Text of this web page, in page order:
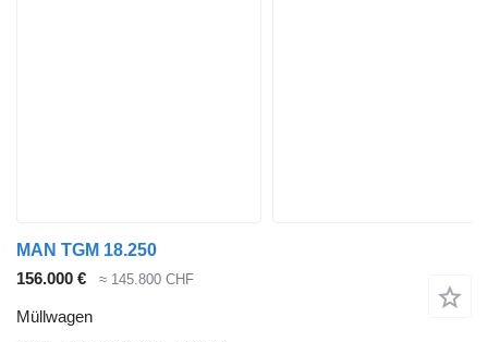
MAN TGM 18.250
156.000 €
≈ 145.800 CHF
Müllwagen